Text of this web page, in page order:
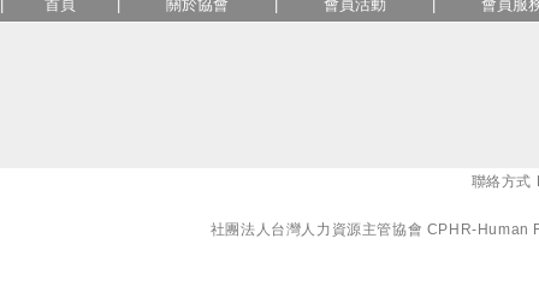
首頁 關於協會 會員活動 會員服
聯絡方式
社團法人台灣人力資源主管協會 CPHR-